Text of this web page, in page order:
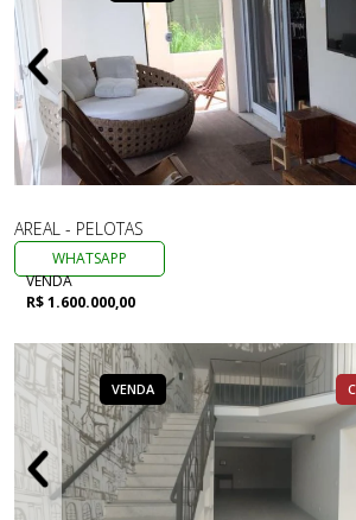
AREAL - PELOTAS
WHATSAPP
VENDA
R$ 1.600.000,00
VENDA